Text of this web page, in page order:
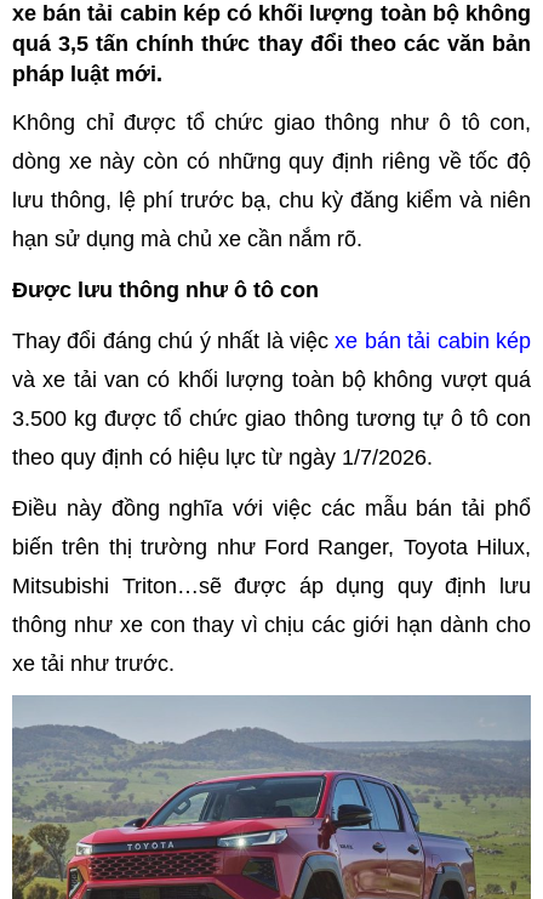
xe bán tải cabin kép có khối lượng toàn bộ không
quá 3,5 tấn chính thức thay đổi theo các văn bản
pháp luật mới.
Không chỉ được tổ chức giao thông như ô tô con,
dòng xe này còn có những quy định riêng về tốc độ
lưu thông, lệ phí trước bạ, chu kỳ đăng kiểm và niên
hạn sử dụng mà chủ xe cần nắm rõ.
Được lưu thông như ô tô con
Thay đổi đáng chú ý nhất là việcxe bán tải cabin kép
và xe tải van có khối lượng toàn bộ không vượt quá
3.500 kg được tổ chức giao thông tương tự ô tô con
theo quy định có hiệu lực từ ngày 1/7/2026.
Điều này đồng nghĩa với việc các mẫu bán tải phổ
biến trên thị trường như Ford Ranger, Toyota Hilux,
Mitsubishi Triton…sẽ được áp dụng quy định lưu
thông như xe con thay vì chịu các giới hạn dành cho
xe tải như trước.